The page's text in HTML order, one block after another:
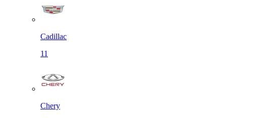
Cadillac
11
Chery